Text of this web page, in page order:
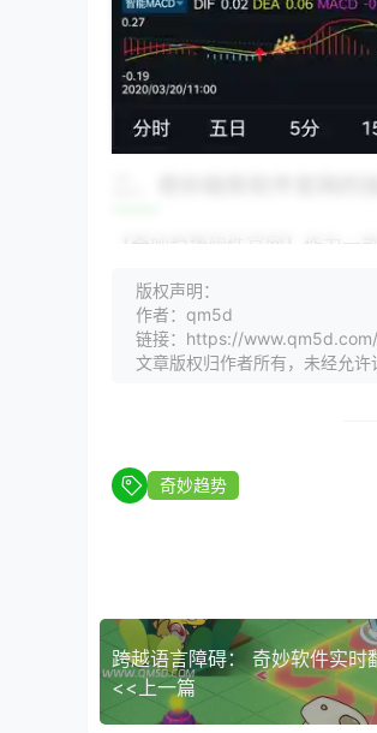
【奇妙趋势软件官网】作为一
- **界面友好**：简洁明了的
- **功能强大**：涵盖多种数
- **实时更新**：数据来源广
某电商平台利用【奇妙趋势软
较高。据此，平台调整了商品
某金融机构通过【奇妙趋势
益。
四、如何利用奇妙趋势软
1. **明确分析目标**：在开始
版权声明：
作者：qm5d
链接：https://
文章版权归作者所有，未经允许
奇妙趋势
跨越语言障碍： 奇妙软件实时
<<上一篇